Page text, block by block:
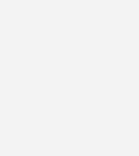
findet vom 25. bis 28. April 2028